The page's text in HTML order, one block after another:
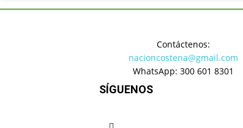
Política
Paro
Contáctenos:
nacioncostena@gmail.com
WhatsApp: 300 601 8301
SÍGUENOS